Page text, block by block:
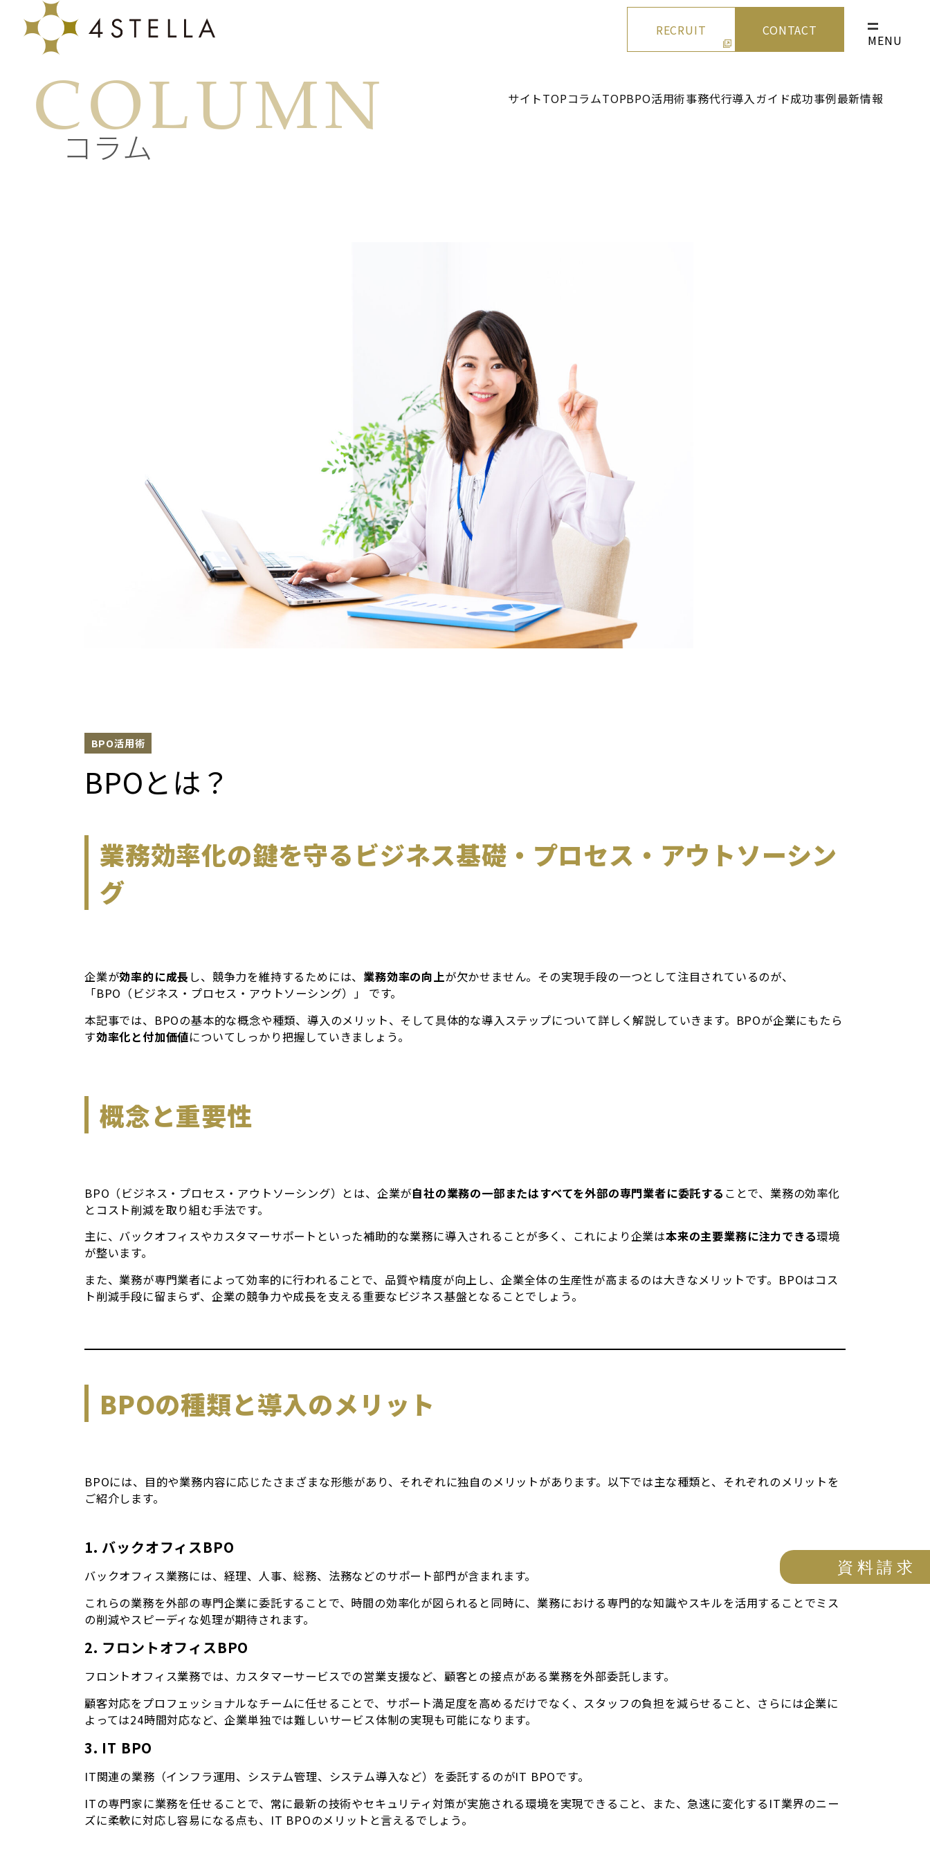
RECRUIT CONTACT
MENU
資料請求
COLUMN
コラム
サイトTOPコラムTOPBPO活用術事務代行導入ガイド成功事例最新情報
BPO活用術
BPOとは？
業務効率化の鍵を守るビジネス基礎・プロセス・アウトソーシン
グ
企業が効率的に成長 し、競争力を維持するためには、 業務効率の向上が欠かせません。その実現手段の一つとして注目されているのが、
「BPO（ビジネス・プロセス・アウトソーシング）」 です。
本記事では、BPOの基本的な概念や種類、導入のメリット、そして具体的な導入ステップについて詳しく解説していきます。BPOが企業にもたら
す効率化と付加価値についてしっかり把握していきましょう。
概念と重要性
BPO（ビジネス・プロセス・アウトソーシング）とは、企業が自社の業務の一部またはすべてを外部の専門業者に委託する ことで、業務の効率化
とコスト削減を取り組む手法です。
主に、バックオフィスやカスタマーサポートといった補助的な業務に導入されることが多く、これにより企業は本来の主要業務に注力できる環境
が整います。
また、業務が専門業者によって効率的に行われることで、品質や精度が向上し、企業全体の生産性が高まるのは大きなメリットです。BPOはコス
ト削減手段に留まらず、企業の競争力や成長を支える重要なビジネス基盤となることでしょう。
BPOの種類と導入のメリット
BPOには、目的や業務内容に応じたさまざまな形態があり、それぞれに独自のメリットがあります。以下では主な種類と、それぞれのメリットを
ご紹介します。
1. バックオフィスBPO
バックオフィス業務には、経理、人事、総務、法務などのサポート部門が含まれます。
これらの業務を外部の専門企業に委託することで、時間の効率化が図られると同時に、業務における専門的な知識やスキルを活用することでミス
の削減やスピーディな処理が期待されます。
2. フロントオフィスBPO
フロントオフィス業務では、カスタマーサービスでの営業支援など、顧客との接点がある業務を外部委託します。
顧客対応をプロフェッショナルなチームに任せることで、サポート満足度を高めるだけでなく、スタッフの負担を減らせること、さらには企業に
よっては24時間対応など、企業単独では難しいサービス体制の実現も可能になります。
3. IT BPO
IT関連の業務（インフラ運用、システム管理、システム導入など）を委託するのがIT BPOです。
ITの専門家に業務を任せることで、常に最新の技術やセキュリティ対策が実施される環境を実現できること、また、急速に変化するIT業界のニー
ズに柔軟に対応し容易になる点も、IT BPOのメリットと言えるでしょう。